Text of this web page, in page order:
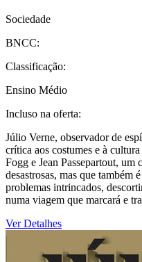
Sociedade
BNCC:
Classificação:
Ensino Médio
Incluso na oferta:
Júlio Verne, observador de
crítica aos costumes e à
Fogg e Jean Passepartout, um
desastrosas, mas que também
problemas intrincados,
numa viagem que marcará e
Ver Detalhes